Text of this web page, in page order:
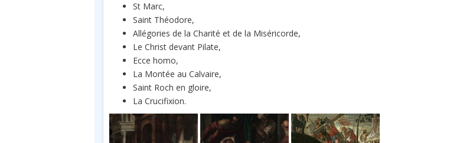
St Marc,
Saint Théodore,
Allégories de la Charité et de la Miséricorde,
Le Christ devant Pilate,
Ecce homo,
La Montée au Calvaire,
Saint Roch en gloire,
La Crucifixion.